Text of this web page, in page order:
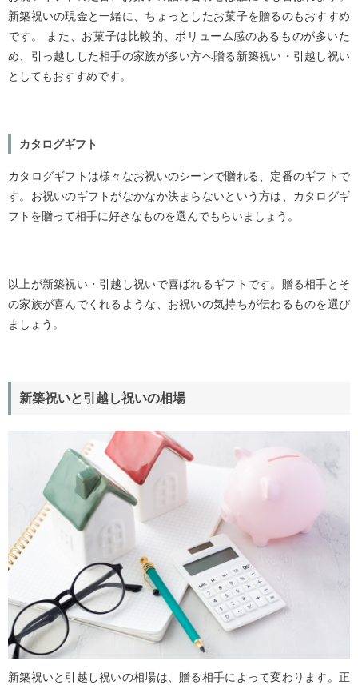
新築祝いの現金と一緒に、ちょっとしたお菓子を贈るのもおすすめ
です。 また、お菓子は比較的、ボリューム感のあるものが多いた
め、引っ越しした相手の家族が多い方へ贈る新築祝い・引越し祝い
としてもおすすめです。
カタログギフト
カタログギフトは様々なお祝いのシーンで贈れる、定番のギフトで
す。お祝いのギフトがなかなか決まらないという方は、カタログギ
フトを贈って相手に好きなものを選んでもらいましょう。
以上が新築祝い・引越し祝いで喜ばれるギフトです。贈る相手とそ
の家族が喜んでくれるような、お祝いの気持ちが伝わるものを選び
ましょう。
新築祝いと引越し祝いの相場
新築祝いと引越し祝いの相場は、贈る相手によって変わります。正